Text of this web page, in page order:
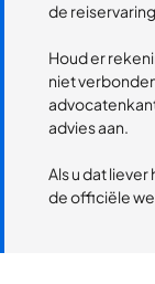
de
Houd er
niet
advies aan.
Als u dat
de officiële